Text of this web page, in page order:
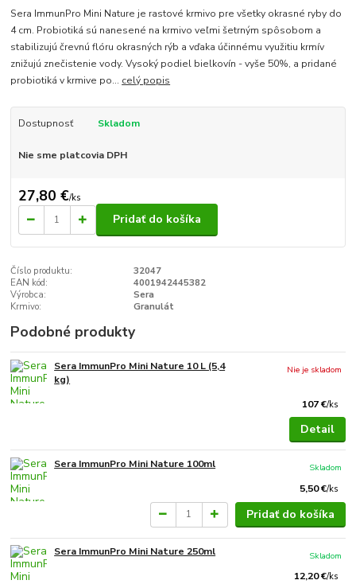
Sera ImmunPro Mini Nature je rastové krmivo pre všetky okrasné ryby do
4 cm. Probiotiká sú nanesené na krmivo veľmi šetrným spôsobom a
stabilizujú črevnú flóru okrasných rýb a vďaka účinnému využitiu krmív
znižujú znečistenie vody. Vysoký podiel bielkovín - vyše 50%, a pridané
probiotiká v krmive po... celý popis
Dostupnosť Skladom
Nie sme platcovia DPH
27,80 €/ks
Pridať do košíka
Číslo produktu:
32047
EAN kód:
4001942445382
Výrobca:
Sera
Krmivo:
Granulát
Podobné produkty
Sera ImmunPro Mini Nature 10 L (5,4
kg)
107 €/ks
Nie je skladom
Detail
Sera ImmunPro Mini Nature 100ml
5,50 €/ks
Skladom
Pridať do košíka
Sera ImmunPro Mini Nature 250ml
12,20 €/ks
Skladom